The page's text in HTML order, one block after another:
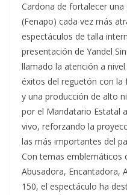
Cardona de fortalecer
(Fenapo) cada vez más
espectáculos de talla
presentación de Yandel
llamado la atención a
éxitos del reguetón con la
y una producción de alto
por el Mandatario Estatal
vivo, reforzando la
las más importantes del
Con temas emblemáticos
Abusadora, Encantadora,
150, el espectáculo ha